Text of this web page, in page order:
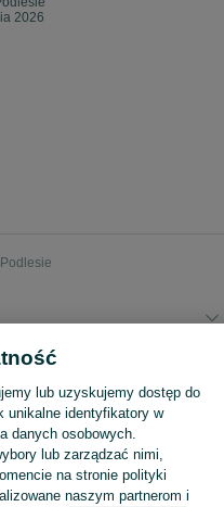
2026
Skorzystaj z największego serwisu ogłoszeniowego - Kamień Podlesie i okolice! Kupuj to, czego pragniesz i sprzedawaj to, czego już nie potrzebujesz! Zobacz
lub uzyskujemy dostęp do
unikalne identyfikatory w
danych osobowych.
lub zarządzać nimi,
na stronie polityki
naszym partnerom i